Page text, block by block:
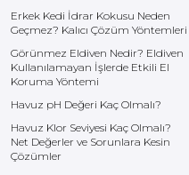
Erkek Kedi İdrar Kokusu Neden
Geçmez? Kalıcı Çözüm Yöntemleri
Görünmez Eldiven Nedir? Eldiven
Kullanılamayan İşlerde Etkili El
Koruma Yöntemi
Havuz pH Değeri Kaç Olmalı?
Havuz Klor Seviyesi Kaç Olmalı?
Net Değerler ve Sorunlara Kesin
Çözümler